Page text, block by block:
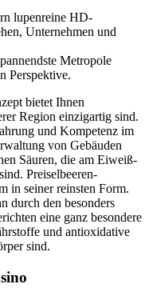
lupenreine HD-
Unternehmen und
Metropole
Perspektive.
bietet Ihnen
Region einzigartig sind.
und Kompetenz im
von Gebäuden
Säuren, die am Eiweiß-
Preiselbeeren-
in seiner reinsten Form.
durch den besonders
eine ganz besondere
und antioxidative
sind.